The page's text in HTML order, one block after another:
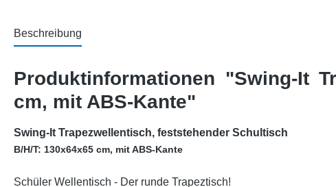
Beschreibung
Produktinformationen "Swing-It
cm, mit ABS-Kante"
Swing-It Trapezwellentisch, feststehender Schultisch
B/H/T: 130x64x65 cm, mit ABS-Kante
Schüler Wellentisch - Der runde Trapeztisch!